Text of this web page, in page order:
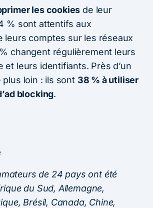
les cookies de leur
% sont attentifs aux
leurs comptes sur les réseaux
changent régulièrement leurs
et leurs identifiants. Près d’un
loin : ils sont 38 % à utiliser
blocking.
de 24 pays ont été
du Sud, Allemagne,
Brésil, Canada, Chine,